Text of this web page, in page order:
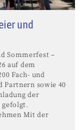
und
Sommerfest –
auf dem
Fach- und
sowie 40
der
gefolgt.
Mit der